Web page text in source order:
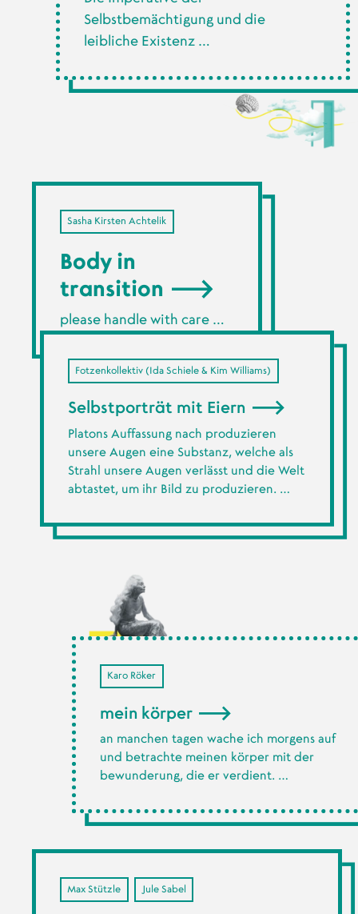
Selbstbemächtigung und die
leibliche Existenz …
Sasha Kirsten Achtelik
Body in
transition
please handle with care …
Fotzenkollektiv (Ida Schiele & Kim Williams)
Selbstporträt mit Eiern
Platons Auffassung nach produzieren
unsere Augen eine Substanz, welche als
Strahl unsere Augen verlässt und die Welt
abtastet, um ihr Bild zu produzieren. …
Karo Röker
mein körper
an manchen tagen wache ich morgens auf
und betrachte meinen körper mit der
bewunderung, die er verdient. …
Max Stützle Jule Sabel